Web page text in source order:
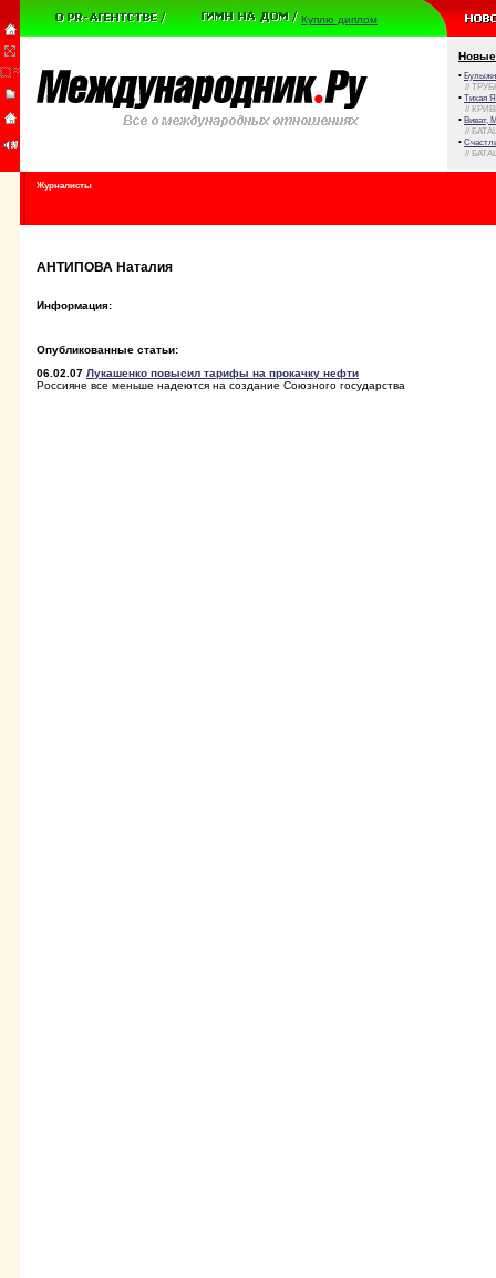
Куплю диплом
Новые
•
//
• Тихая
//
• Виват,
//
•
//
Журналисты
АНТИПОВА Наталия
Информация:
Опубликованные статьи:
06.02.07 Лукашенко повысил тарифы на прокачку нефти
Россияне все меньше надеются на создание Союзного государства